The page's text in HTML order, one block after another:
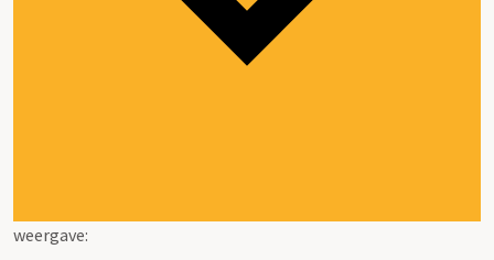
weergave: